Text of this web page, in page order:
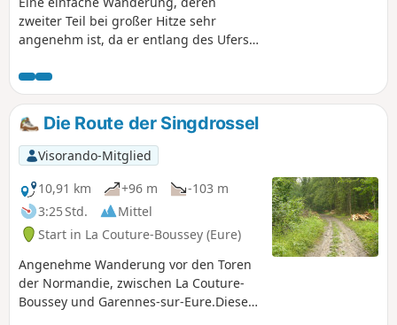
zweiter Teil bei großer Hitze sehr
angenehm ist, da er entlang des Ufers
verschiedenen Stellen am Ufer können
Sie eine Pause einlegen und picknicken.
Die Route der Singdrossel
Visorando-Mitglied
10,91 km
+96 m
-103 m
3:25 Std.
Mittel
Start in La Couture-Boussey (Eure)
Angenehme Wanderung vor den Toren
der Normandie, zwischen La Couture-
Boussey und Garennes-sur-Eure.Diese